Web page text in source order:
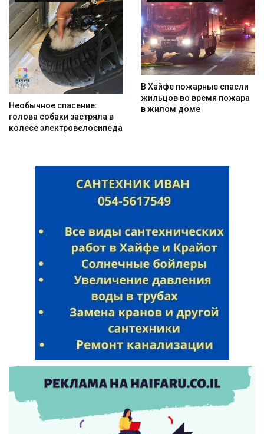
Необычное спасение:
голова собаки застряла в
колесе электровелосипеда
В Хайфе пожарные спасли
жильцов во время пожара
в жилом доме